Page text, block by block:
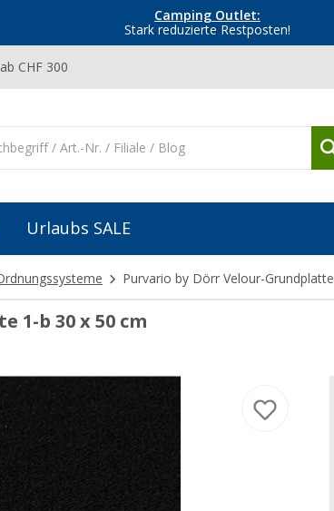
Camping Outlet:
Stark reduzierte Restposten!
CHF 300
Urlaubs SALE
Purvario by Dörr Velour-Grundplatte
1-b 30 x 50 cm